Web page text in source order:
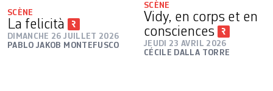
SCÈNE
La felicità
DIMANCHE 26 JUILLET 2026
PABLO JAKOB MONTEFUSCO
SCÈNE
Vidy, en corps et en
consciences
JEUDI 23 AVRIL 2026
CÉCILE DALLA TORRE